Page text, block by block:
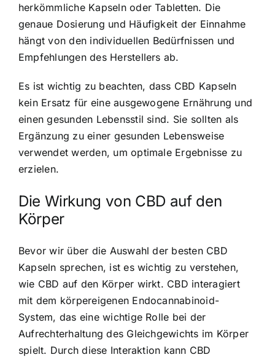
herkömmliche Kapseln oder Tabletten. Die
genaue Dosierung und Häufigkeit der Einnahme
hängt von den individuellen Bedürfnissen und
Empfehlungen des Herstellers ab.
Es ist wichtig zu beachten, dass CBD Kapseln
kein Ersatz für eine ausgewogene Ernährung und
einen gesunden Lebensstil sind. Sie sollten als
Ergänzung zu einer gesunden Lebensweise
verwendet werden, um optimale Ergebnisse zu
erzielen.
Die Wirkung von CBD auf den
Körper
Bevor wir über die Auswahl der besten CBD
Kapseln sprechen, ist es wichtig zu verstehen,
wie CBD auf den Körper wirkt. CBD interagiert
mit dem körpereigenen Endocannabinoid-
System, das eine wichtige Rolle bei der
Aufrechterhaltung des Gleichgewichts im Körper
spielt. Durch diese Interaktion kann CBD